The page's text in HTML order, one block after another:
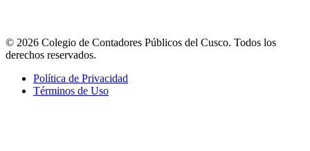
© 2026 Colegio de Contadores Públicos del Cusco. Todos los
derechos reservados.
Política de Privacidad
Términos de Uso